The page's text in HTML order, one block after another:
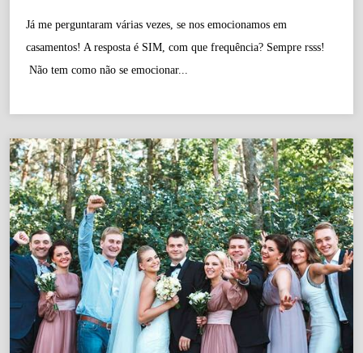
Já me perguntaram várias vezes, se nos emocionamos em
casamentos! A resposta é SIM, com que frequência? Sempre rsss!
Não tem como não se emocionar...